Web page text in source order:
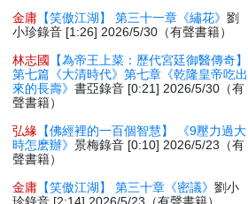
金庸 【笑傲江湖】 第三十一章《繡花》劉
小珍錄音 [1:26] 2026/5/30（有聲書籍）
林志國
【為帝王上菜：歷代宮廷御醫傳奇】
第七篇《大清時代》第七章《乾隆皇帝吃出
來的長壽》書亞錄音 [0:21] 2026/5/30（有
聲書籍）
弘緣 【佛經裡的一百個智慧】 《9壓力過大
時怎麽辦》景梅錄音 [0:10] 2026/5/23（有
聲書籍）
金庸 【笑傲江湖】 第三十章《密議》劉小